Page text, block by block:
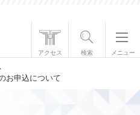
アクセス 検索 メニュー
お申込について